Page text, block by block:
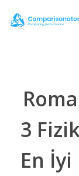
3
En İyi